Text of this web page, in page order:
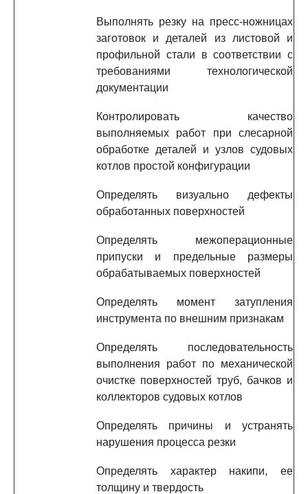
Выполнять резку на пресс-ножницах
заготовок и деталей из листовой и
профильной стали в соответствии с
требованиями технологической
документации
Контролировать качество
выполняемых работ при слесарной
обработке деталей и узлов судовых
котлов простой конфигурации
Определять визуально дефекты
обработанных поверхностей
Определять межоперационные
припуски и предельные размеры
обрабатываемых поверхностей
Определять момент затупления
инструмента по внешним признакам
Определять последовательность
выполнения работ по механической
очистке поверхностей труб, бачков и
коллекторов судовых котлов
Определять причины и устранять
нарушения процесса резки
Определять характер накипи, ее
толщину и твердость